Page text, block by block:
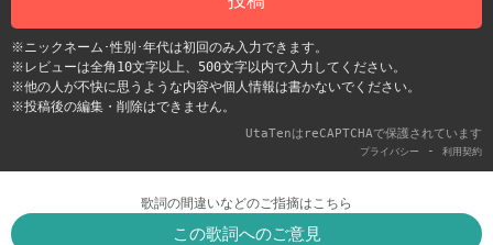
※ニックネーム･性別･年代は初回のみ入力できます。
※レビューは全角10文字以上、500文字以内で入力してください。
※他の人が不快に思うような内容や個人情報は書かないでください。
※投稿後の編集・削除はできません。
UtaTenはreCAPTCHAで保護されています
プライバシー - 利用契約
歌詞の間違いなどのご指摘はこちら
この歌詞へのご意見